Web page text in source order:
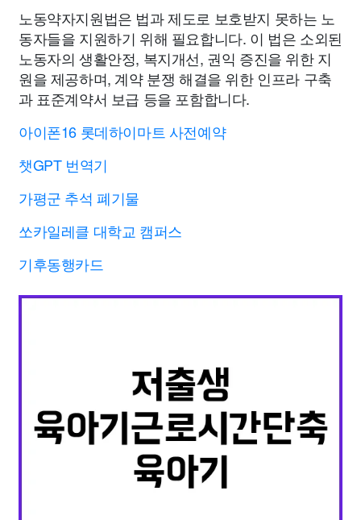
노동약자지원법은 법과 제도로 보호받지 못하는 노
동자들을 지원하기 위해 필요합니다. 이 법은 소외된
노동자의 생활안정, 복지개선, 권익 증진을 위한 지
원을 제공하며, 계약 분쟁 해결을 위한 인프라 구축
과 표준계약서 보급 등을 포함합니다.
아이폰16 롯데하이마트 사전예약
챗GPT 번역기
가평군 추석 폐기물
쏘카일레클 대학교 캠퍼스
기후동행카드